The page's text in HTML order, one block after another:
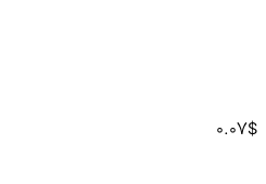
0.07$